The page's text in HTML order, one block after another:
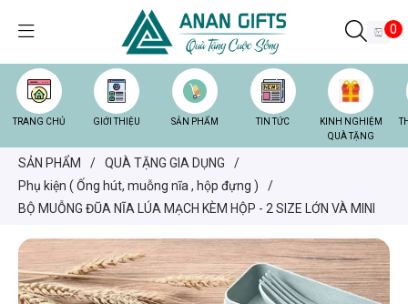
0
TRANG CHỦ GIỚI THIỆU SẢN PHẨM TIN TỨC
KINH NGHIỆM
QUÀ TẶNG
SẢN PHẨM / QUÀ TẶNG GIA DỤNG
/
Phụ kiện ( Ống hút, muỗng nĩa , hộp đựng )
/
BỘ MUỖNG ĐŨA NĨA LÚA MẠCH KÈM HỘP - 2 SIZE LỚN VÀ MINI